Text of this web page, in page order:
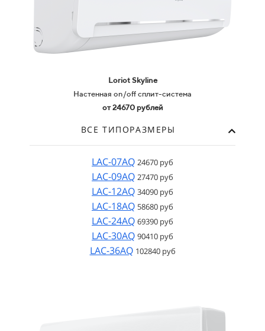
Loriot Skyline
Настенная on/off сплит-система
от 24670 рублей
ВСЕ ТИПОРАЗМЕРЫ
LAC-07AQ 24670 руб
LAC-09AQ 27470 руб
LAC-12AQ 34090 руб
LAC-18AQ 58680 руб
LAC-24AQ 69390 руб
LAC-30AQ 90410 руб
LAC-36AQ 102840 руб